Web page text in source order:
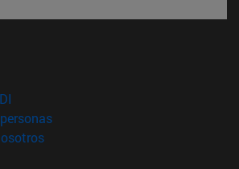
en nueva ventana)
(abre en nueva ventana)
(abre en nueva ventana)